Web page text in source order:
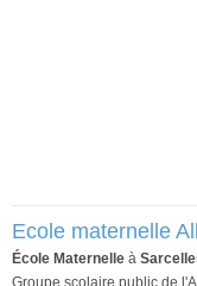
Ecole maternelle
École Maternelle à
Groupe scolaire public de